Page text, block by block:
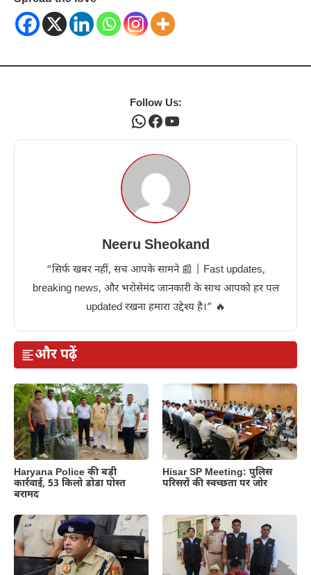
Follow Us:
WhatsApp
Facebook
YouTube
Neeru Sheokand
“सिर्फ खबर नहीं, सच आपके सामने 📰 | Fast updates,
breaking news, और भरोसेमंद जानकारी के साथ आपको हर पल
updated रखना हमारा उद्देश्य है।” 🔥
और पढ़ें
Haryana Police की बड़ी
कार्रवाई, 53 किलो डोडा पोस्त
बरामद
Hisar SP Meeting: पुलिस
परिसरों की स्वच्छता पर जोर